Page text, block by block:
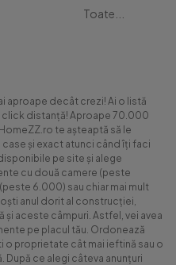
Toate...
aproape decât crezi! Ai o listă
click distanță! Aproape 70.000
te așteaptă să le
și exact atunci când îți faci
pe site și alege
cu două camere (peste
6.000) sau chiar mai mult
anul dorit al construcției,
aceste câmpuri. Astfel, vei avea
pe placul tău. Ordonează
o proprietate cât mai ieftină sau o
După ce alegi câteva anunțuri